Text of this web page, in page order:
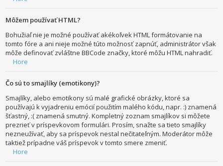
Môžem používať HTML?
Bohužiaľ nie je možné používať akékoľvek HTML formátovanie na
tomto fóre a ani nieje možné túto možnosť zapnúť, administrátor však
môže definovať zvláštne BBCode značky, ktoré môžu HTML nahradiť.
Hore
Čo sú to smajlíky (emotikony)?
Smajlíky, alebo emotikony sú malé grafické obrázky, ktoré sa
používajú k vyjadreniu emócií použitím malého kódu, napr. :) znamená
šťastný, :( znamená smutný. Kompletný zoznam smajlíkov si môžete
prezrieť v príspevkovom formulári. Prosím, snažte sa tieto smajlíky
nezneužívať, aby sa príspevok nestal nečitateľným. Moderátor môže
taktiež prípadne váš príspevok v tomto smere zmeniť.
Hore